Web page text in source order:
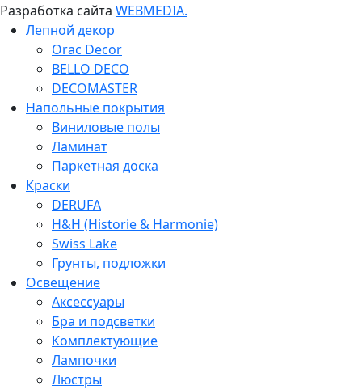
Разработка сайта WEBMEDIA.
Лепной декор
Orac Decor
BELLO DECO
DECOMASTER
Напольные покрытия
Виниловые полы
Ламинат
Паркетная доска
Краски
DERUFA
H&H (Historie & Harmonie)
Swiss Lake
Грунты, подложки
Освещение
Аксессуары
Бра и подсветки
Комплектующие
Лампочки
Люстры